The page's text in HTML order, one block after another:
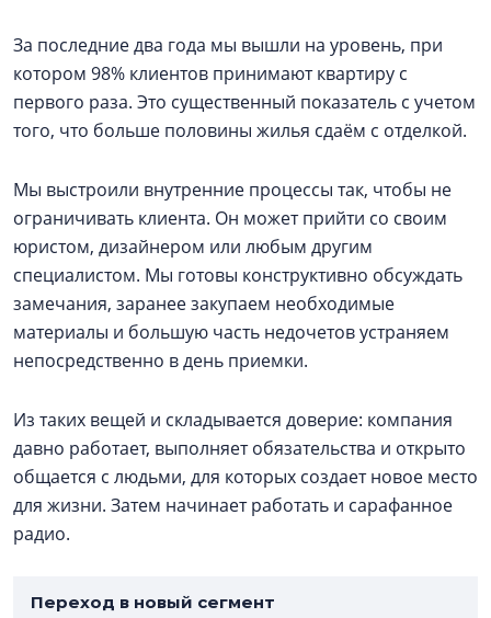
За последние два года мы вышли на уровень, при
котором 98% клиентов принимают квартиру с
первого раза. Это существенный показатель с учетом
того, что больше половины жилья сдаём с отделкой.
Мы выстроили внутренние процессы так, чтобы не
ограничивать клиента. Он может прийти со своим
юристом, дизайнером или любым другим
специалистом. Мы готовы конструктивно обсуждать
замечания, заранее закупаем необходимые
материалы и большую часть недочетов устраняем
непосредственно в день приемки.
Из таких вещей и складывается доверие: компания
давно работает, выполняет обязательства и открыто
общается с людьми, для которых создает новое место
для жизни. Затем начинает работать и сарафанное
радио.
Переход в новый сегмент